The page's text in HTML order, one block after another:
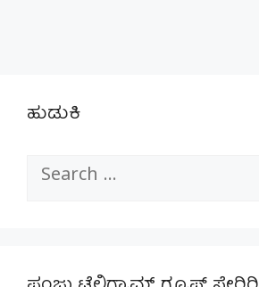
ಹುಡುಕಿ
Search